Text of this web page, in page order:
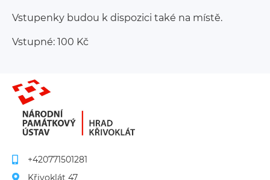
Vstupenky budou k dispozici také na místě.
Vstupné: 100 Kč
+420771501281
Křivoklát 47